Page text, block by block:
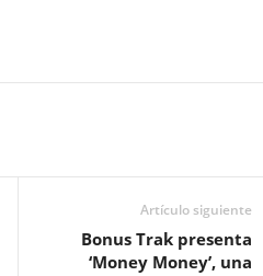
Artículo siguiente
Bonus Trak presenta
‘Money Money’, una